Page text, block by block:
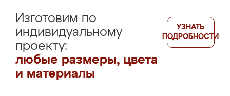
Изготовим по
индивидуальному
проекту:
любые размеры, цвета
и материалы
УЗНАТЬ
ПОДРОБНОСТИ